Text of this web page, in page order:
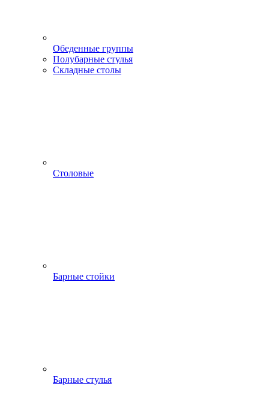
Обеденные группы
Полубарные стулья
Складные столы
Столовые
Барные стойки
Барные стулья